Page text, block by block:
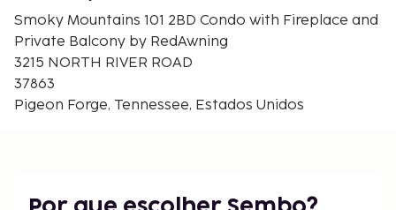
Pigeon River Crossing - 2,2 km/1,3 mi
Great Smoky Mountain Murder Mystery Dinner Show
O aeroporto principal mais próximo é o de Alcoa -
quarto dos pais ou tutor, utilizando a(s) cama(s)
Smoky Mountains 101 2BD Condo with Fireplace and
Private Balcony by RedAwning
3215 NORTH RIVER ROAD
37863
Pigeon Forge, Tennessee, Estados Unidos